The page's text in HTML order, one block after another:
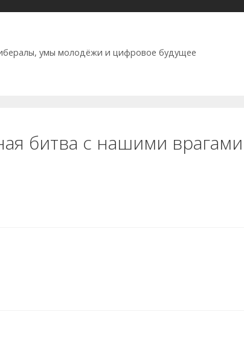
умы молодёжи и цифровое будущее
битва с нашими